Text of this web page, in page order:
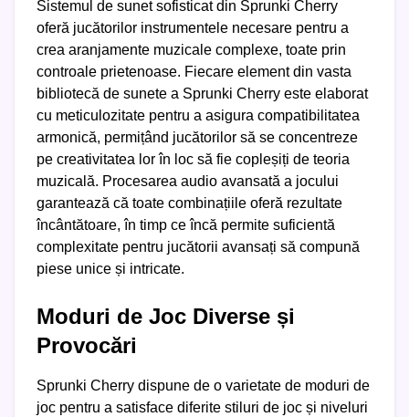
Sistemul de sunet sofisticat din Sprunki Cherry
oferă jucătorilor instrumentele necesare pentru a
crea aranjamente muzicale complexe, toate prin
controale prietenoase. Fiecare element din vasta
bibliotecă de sunete a Sprunki Cherry este elaborat
cu meticulozitate pentru a asigura compatibilitatea
armonică, permițând jucătorilor să se concentreze
pe creativitatea lor în loc să fie copleșiți de teoria
muzicală. Procesarea audio avansată a jocului
garantează că toate combinațiile oferă rezultate
încântătoare, în timp ce încă permite suficientă
complexitate pentru jucătorii avansați să compună
piese unice și intricate.
Moduri de Joc Diverse și
Provocări
Sprunki Cherry dispune de o varietate de moduri de
joc pentru a satisface diferite stiluri de joc și niveluri